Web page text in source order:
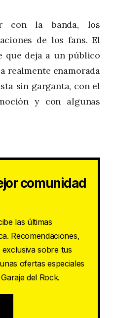
con la banda, los
de los fans. El
que deja a un público
realmente enamorada
sin garganta, con el
y con algunas
comunidad
las últimas
Recomendaciones,
sobre tus
ofertas especiales
del Rock.